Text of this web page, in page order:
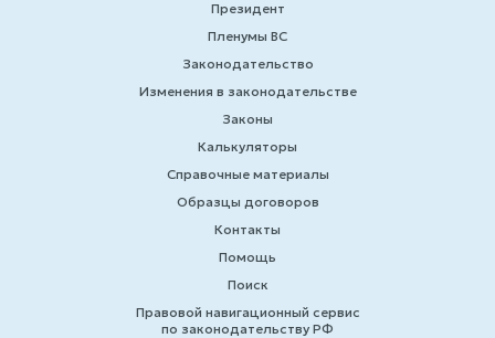
Президент
Пленумы ВС
Законодательство
Изменения в законодательстве
Законы
Калькуляторы
Справочные материалы
Образцы договоров
Контакты
Помощь
Поиск
Правовой навигационный сервис
по законодательству РФ